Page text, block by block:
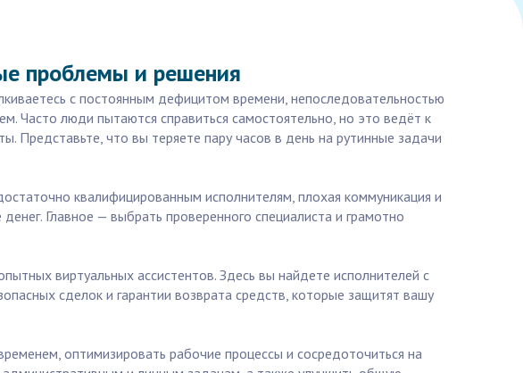
проблемы и решения
с постоянным дефицитом времени, непоследовательностью
Часто люди пытаются справиться самостоятельно, но это ведёт к
Представьте, что вы теряете пару часов в день на рутинные задачи
квалифицированным исполнителям, плохая коммуникация и
Главное — выбрать проверенного специалиста и грамотно
виртуальных ассистентов. Здесь вы найдете исполнителей с
сделок и гарантии возврата средств, которые защитят вашу
оптимизировать рабочие процессы и сосредоточиться на